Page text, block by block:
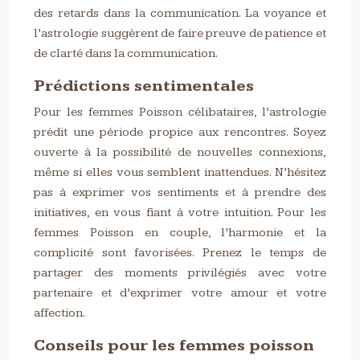
des retards dans la communication. La voyance et
l’astrologie suggèrent de faire preuve de patience et
de clarté dans la communication.
Prédictions sentimentales
Pour les femmes Poisson célibataires, l’astrologie
prédit une période propice aux rencontres. Soyez
ouverte à la possibilité de nouvelles connexions,
même si elles vous semblent inattendues. N’hésitez
pas à exprimer vos sentiments et à prendre des
initiatives, en vous fiant à votre intuition. Pour les
femmes Poisson en couple, l’harmonie et la
complicité sont favorisées. Prenez le temps de
partager des moments privilégiés avec votre
partenaire et d’exprimer votre amour et votre
affection.
Conseils pour les femmes poisson